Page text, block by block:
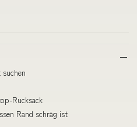
Rucksack
Rand schräg ist